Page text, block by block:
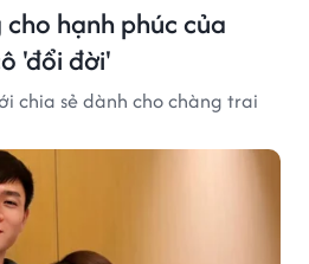
hạnh phúc của
'đổi đời'
chia sẻ dành cho chàng trai